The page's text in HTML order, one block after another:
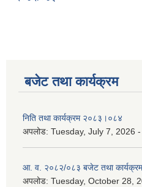
बजेट तथा कार्यक्रम
निति तथा कार्यक्रम २०८३।०८४
अपलोड: Tuesday, July 7, 2026
आ. व. २०८२/०८३ बजेट तथा कार्यक्रम
अपलोड: Tuesday, October 28,